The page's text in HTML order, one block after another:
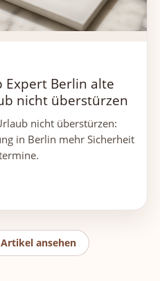
Expert Berlin alte
nicht überstürzen
nicht überstürzen:
in Berlin mehr Sicherheit
ansehen